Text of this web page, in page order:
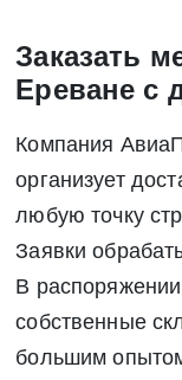
Заказать
Ереване с
Компания
организует
любую точку
Заявки
В
собственные
большим
* - обязательные